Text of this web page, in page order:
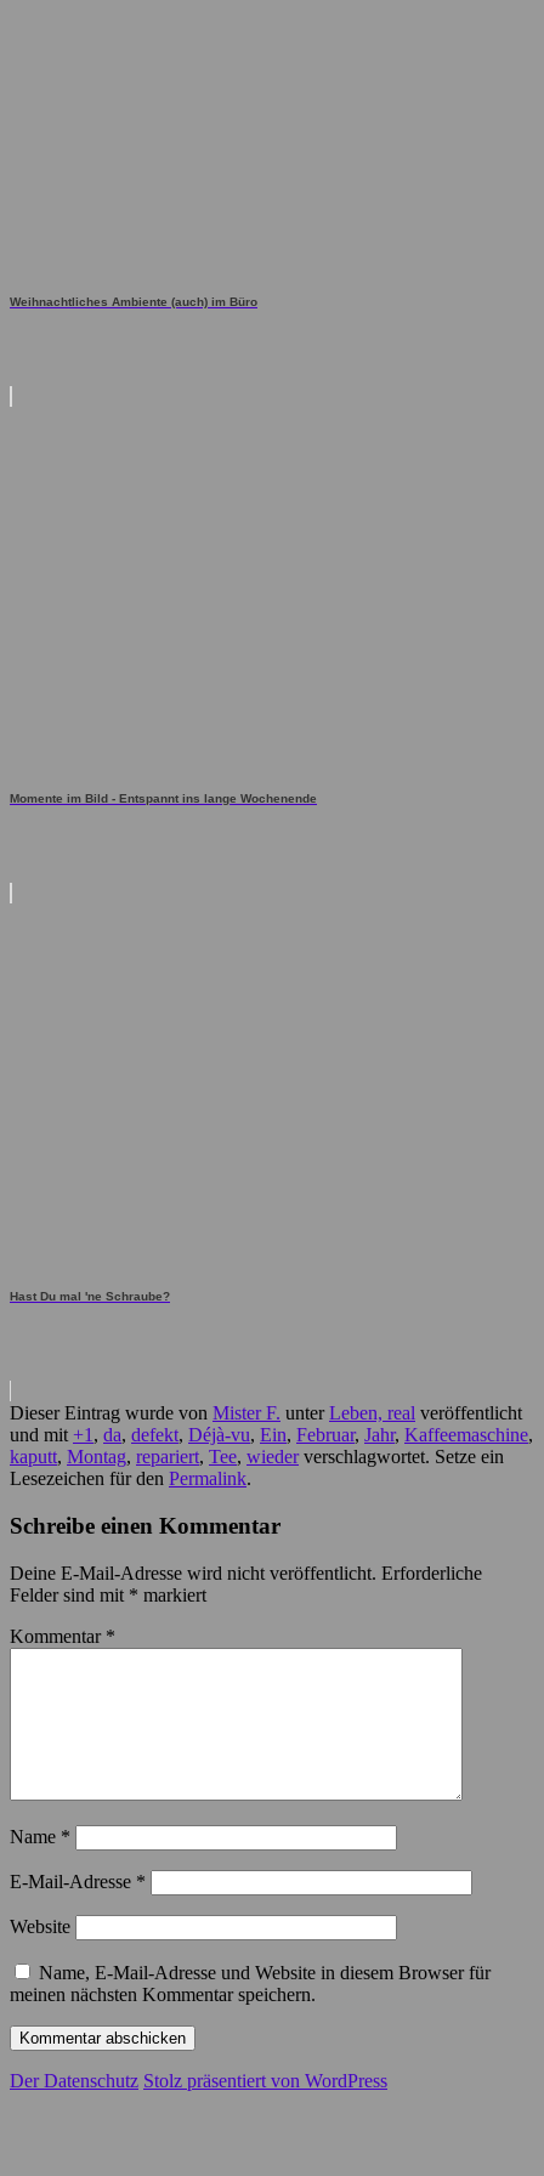
Weihnachtliches Ambiente (auch) im Büro
Momente im Bild - Entspannt ins lange Wochenende
Hast Du mal 'ne Schraube?
Dieser Eintrag wurde von Mister F. unterLeben, real veröffentlicht
und mit +1 , da, defekt, Déjà-vu, Ein, Februar, Jahr, Kaffeemaschine,
kaputt, Montag, repariert, Tee, wiederverschlagwortet. Setze ein
Lesezeichen für den Permalink.
Schreibe einen Kommentar
Deine E-Mail-Adresse wird nicht veröffentlicht. Erforderliche
Felder sind mit * markiert
Kommentar *
Name *
E-Mail-Adresse *
Website
Name, E-Mail-Adresse und Website in diesem Browser für
meinen nächsten Kommentar speichern.
Der Datenschutz Stolz präsentiert von WordPress